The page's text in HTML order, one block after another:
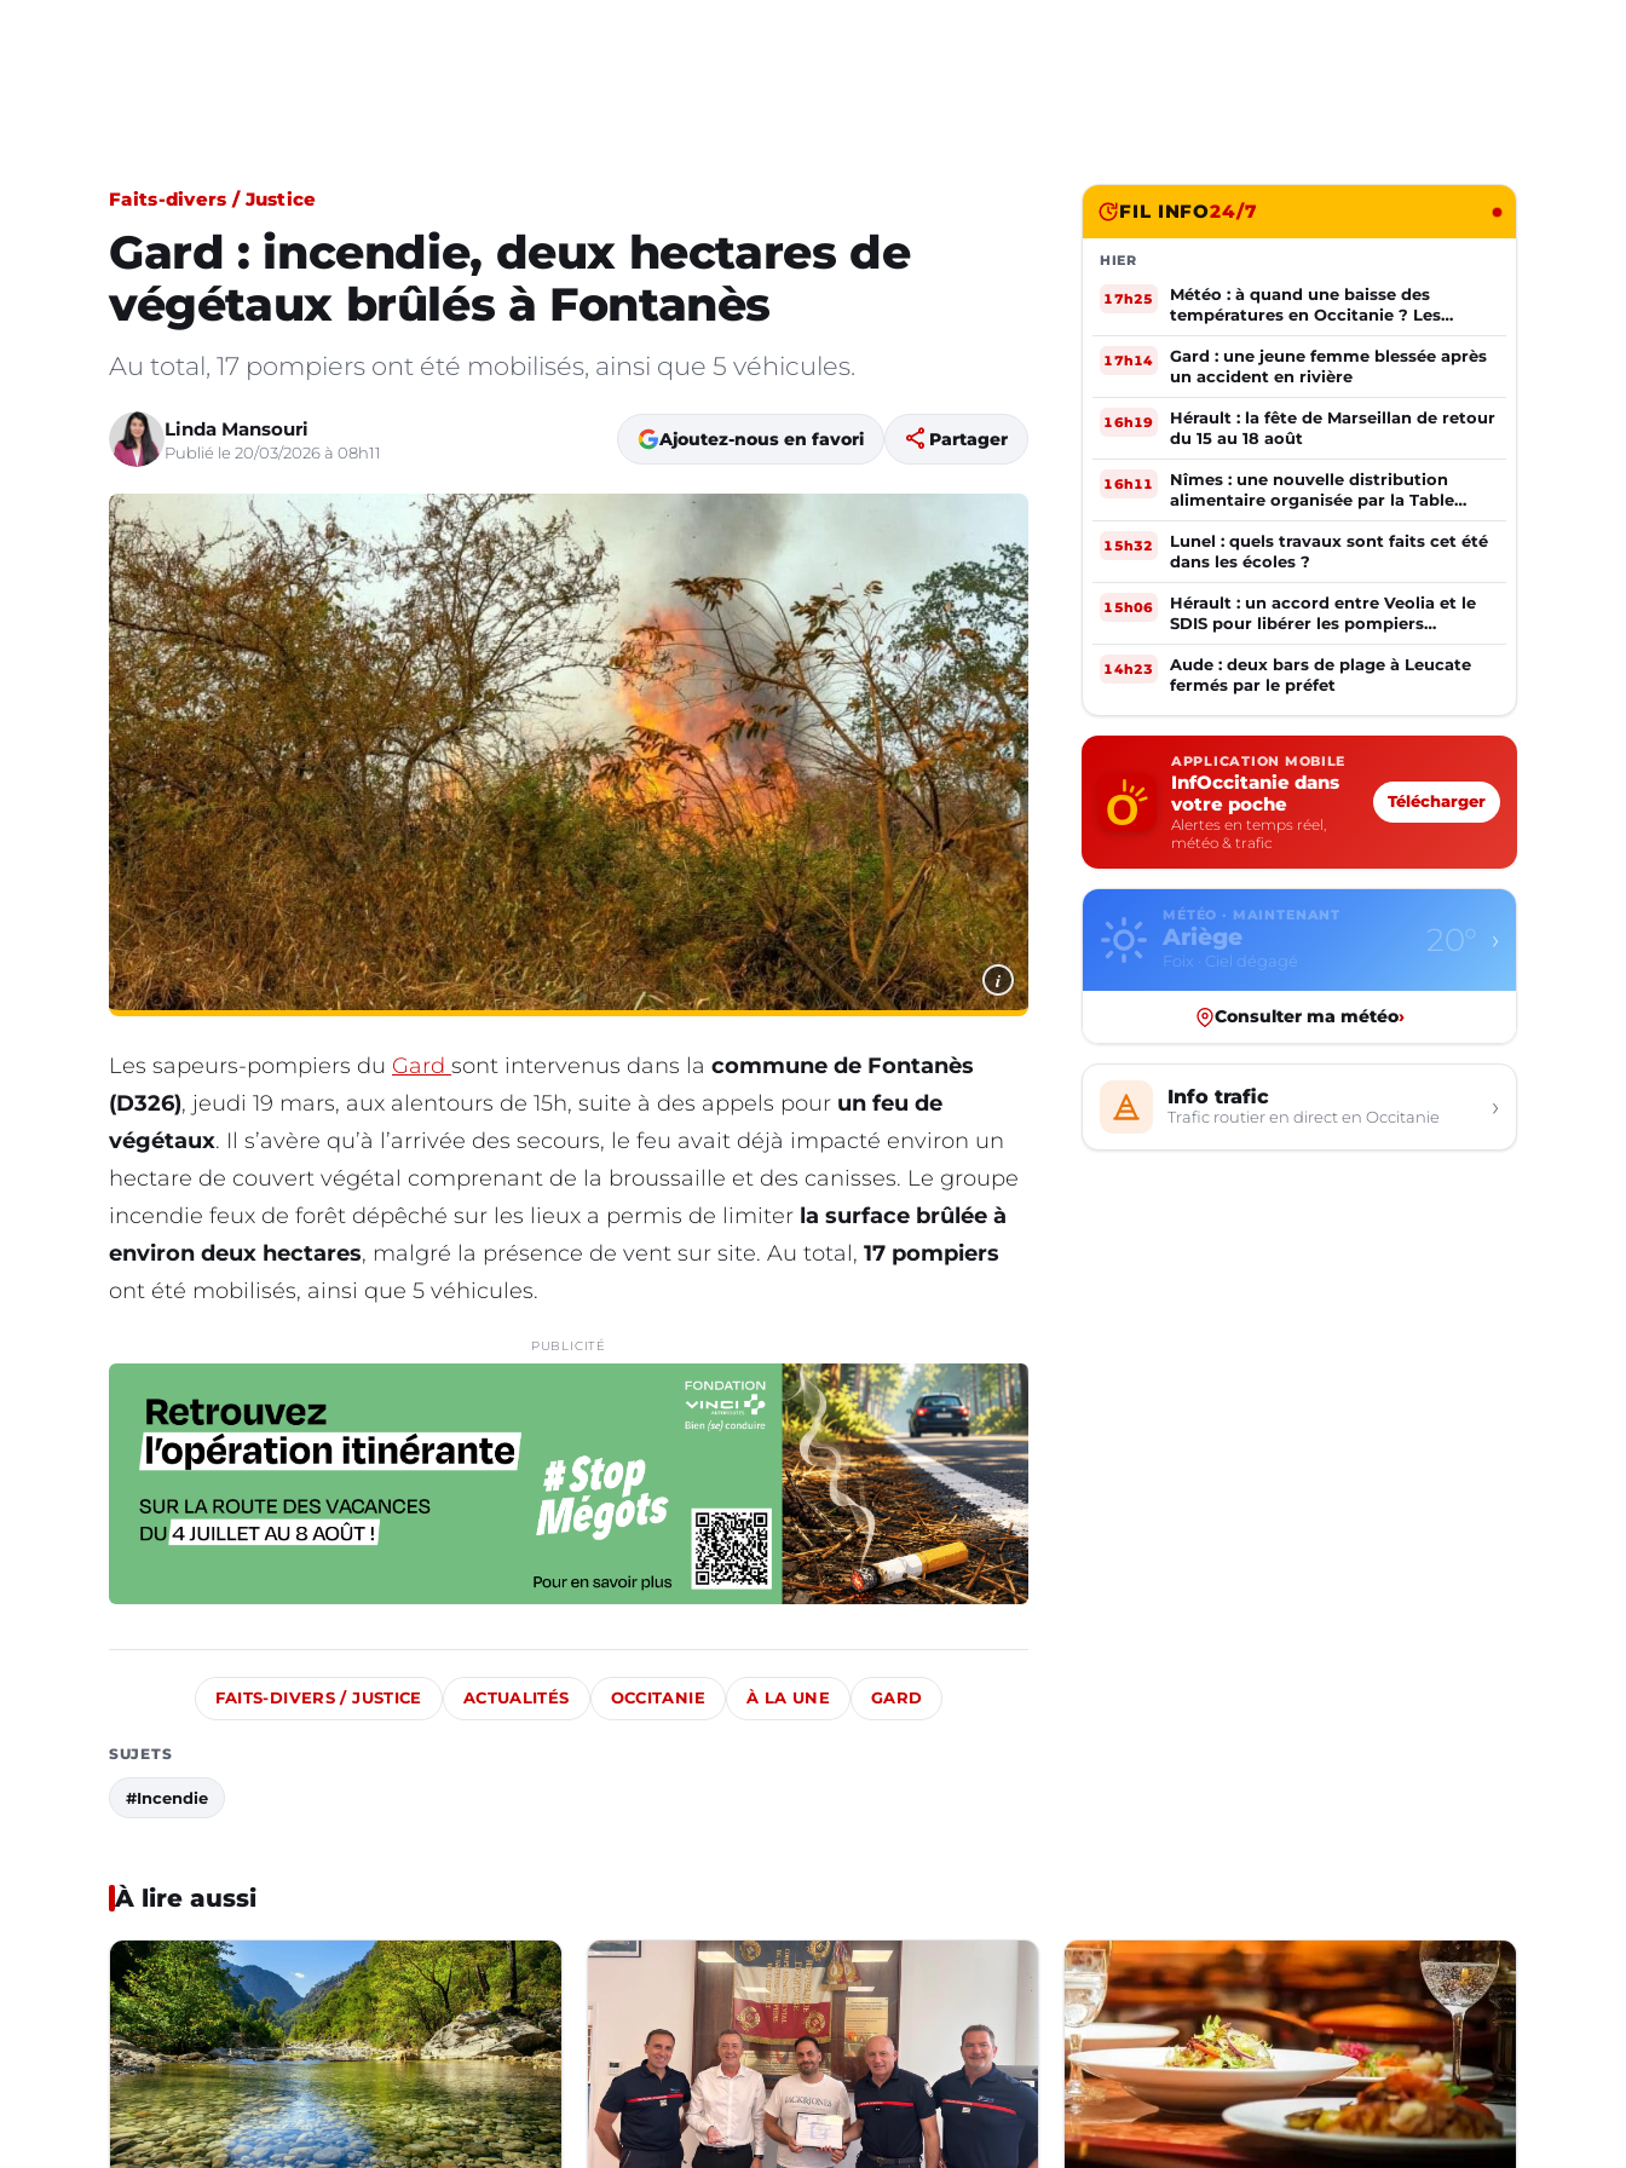
Faits-divers / Justice
Gard : incendie, deux hectares de
végétaux brûlés à Fontanès
Au total, 17 pompiers ont été mobilisés, ainsi que 5 véhicules.
Linda Mansouri
Publié le 20/03/2026 à 08h11
Ajoutez-nous en favori share Partager
i
Les sapeurs-pompiers du Gard sont intervenus dans la commune de Fontanès
(D326), jeudi 19 mars, aux alentours de 15h, suite à des appels pour un feu de
végétaux. Il s’avère qu’à l’arrivée des secours, le feu avait déjà impacté environ un
hectare de couvert végétal comprenant de la broussaille et des canisses. Le groupe
incendie feux de forêt dépêché sur les lieux a permis de limiter la surface brûlée à
environ deux hectares, malgré la présence de vent sur site. Au total, 17 pompiers
ont été mobilisés, ainsi que 5 véhicules.
PUBLICITÉ
FAITS-DIVERS / JUSTICE ACTUALITÉS OCCITANIE À LA UNE GARD
SUJETS
#Incendie
FIL INFO24/7
HIER
17h25
Météo : à quand une baisse des
températures en Occitanie ? Les
prévisions
17h14
Gard : une jeune femme blessée après
un accident en rivière
16h19
Hérault : la fête de Marseillan de retour
du 15 au 18 août
16h11
Nîmes : une nouvelle distribution
alimentaire organisée par la Table
Ouverte
15h32
Lunel : quels travaux sont faits cet été
dans les écoles ?
15h06
Hérault : un accord entre Veolia et le
SDIS pour libérer les pompiers
volontaires
14h23
Aude : deux bars de plage à Leucate
fermés par le préfet
APPLICATION MOBILE
InfOccitanie dans
votre poche
Alertes en temps réel,
météo & trafic
Télécharger
MÉTÉO · MAINTENANT
Aude
Carcassonne · Ciel dégagé
22° ›
Consulter ma météo›
Info trafic
Trafic routier en direct en Occitanie ›
À lire aussi